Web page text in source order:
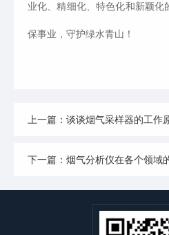
业化、精细化、特色化和新颖
保事业，守护绿水青山！
上一篇：谈谈烟气采样器的工作
下一篇：烟气分析仪在各个领域